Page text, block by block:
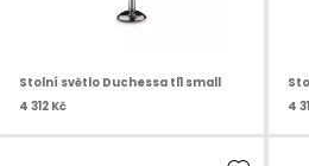
Stolní světlo Duchessa tl1 small
4 312 Kč
4